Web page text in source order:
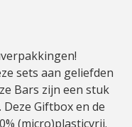
sets aan geliefden
Bars zijn een stuk
Giftbox en de
(micro)plasticvrij.